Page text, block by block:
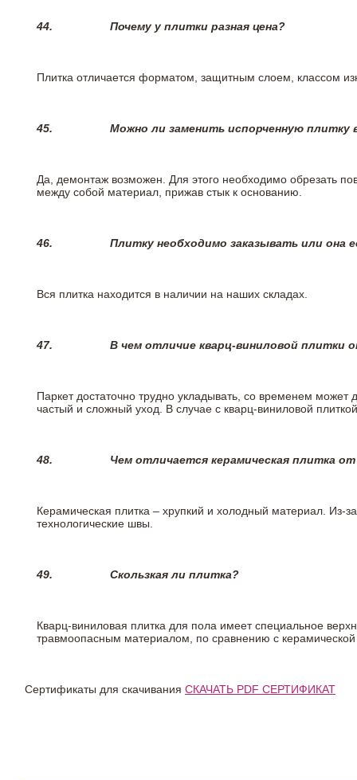
44. Почему у плитки разная цена?
Плитка отличается форматом, защитным слоем, классом
45. Можно ли заменить испорченную плитку
Да, демонтаж возможен. Для этого необходимо обрезать
между собой материал, прижав стык к основанию.
46. Плитку необходимо заказывать или она
Вся плитка находится в наличии на наших складах.
47. В чем отличие кварц-виниловой плитки
Паркет достаточно трудно укладывать, со временем
частый и сложный уход. В случае с кварц-виниловой
48. Чем отличается керамическая плитка
Керамическая плитка – хрупкий и холодный материал. Из-
технологические швы.
49. Скользкая ли плитка?
Кварц-виниловая плитка для пола имеет специальное
травмоопасным материалом, по сравнению с
Сертификаты для скачивания СКАЧАТЬ PDF СЕРТИФИКАТ